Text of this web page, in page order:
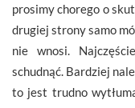
prosimy chorego o
drugiej strony samo
nie wnosi.
schudnąć. Bardziej
to jest trudno